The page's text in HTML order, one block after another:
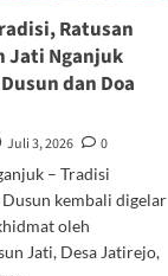
Ratusan
Jati Nganjuk
dan Doa
Juli 3, 2026
0
– Tradisi
kembali digelar
oleh
Jati, Desa Jatirejo,